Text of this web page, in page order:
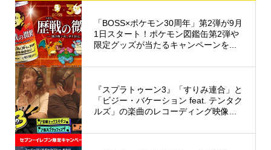
「BOSS×ポケモン30周年」第2弾が9月
1日スタート！ポケモン図鑑缶第2弾や
限定グッズが当たるキャンペーンを...
『スプラトゥーン3』「すりみ連合」と
「ビジー・バケーション feat. テンタク
ルズ」の楽曲のレコーディング映像...